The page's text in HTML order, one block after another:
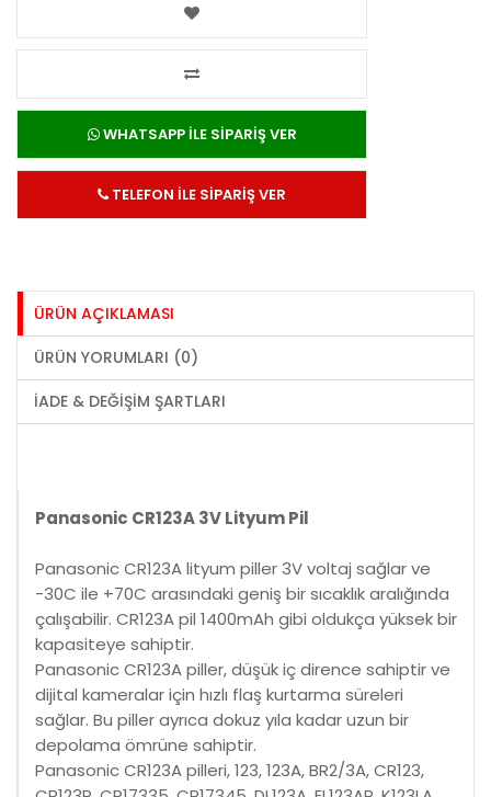
WHATSAPP İLE SİPARİŞ VER
TELEFON İLE SİPARİŞ VER
ÜRÜN AÇIKLAMASI
ÜRÜN YORUMLARI (0)
İADE & DEĞIŞIM ŞARTLARI
Panasonic CR123A 3V Lityum Pil
Panasonic CR123A lityum piller 3V voltaj sağlar ve
-30C ile +70C arasındaki geniş bir sıcaklık aralığında
çalışabilir. CR123A pil 1400mAh gibi oldukça yüksek bir
kapasiteye sahiptir.
Panasonic CR123A piller, düşük iç dirence sahiptir ve
dijital kameralar için hızlı flaş kurtarma süreleri
sağlar. Bu piller ayrıca dokuz yıla kadar uzun bir
depolama ömrüne sahiptir.
Panasonic CR123A pilleri, 123, 123A, BR2/3A, CR123,